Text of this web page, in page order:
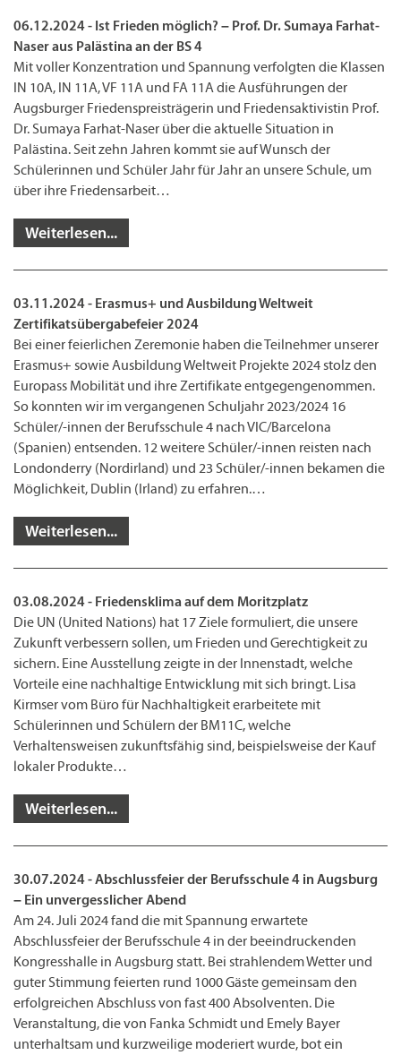
06.12.2024 - Ist Frieden möglich? – Prof. Dr. Sumaya Farhat-
Naser aus Palästina an der BS 4
Mit voller Konzentration und Spannung verfolgten die Klassen
IN 10A, IN 11A, VF 11A und FA 11A die Ausführungen der
Augsburger Friedenspreisträgerin und Friedensaktivistin Prof.
Dr. Sumaya Farhat-Naser über die aktuelle Situation in
Palästina. Seit zehn Jahren kommt sie auf Wunsch der
Schülerinnen und Schüler Jahr für Jahr an unsere Schule, um
über ihre Friedensarbeit…
Weiterlesen...
03.11.2024 - Erasmus+ und Ausbildung Weltweit
Zertifikatsübergabefeier 2024
Bei einer feierlichen Zeremonie haben die Teilnehmer unserer
Erasmus+ sowie Ausbildung Weltweit Projekte 2024 stolz den
Europass Mobilität und ihre Zertifikate entgegengenommen.
So konnten wir im vergangenen Schuljahr 2023/2024 16
Schüler/-innen der Berufsschule 4 nach VIC/Barcelona
(Spanien) entsenden. 12 weitere Schüler/-innen reisten nach
Londonderry (Nordirland) und 23 Schüler/-innen bekamen die
Möglichkeit, Dublin (Irland) zu erfahren.…
Weiterlesen...
03.08.2024 - Friedensklima auf dem Moritzplatz
Die UN (United Nations) hat 17 Ziele formuliert, die unsere
Zukunft verbessern sollen, um Frieden und Gerechtigkeit zu
sichern. Eine Ausstellung zeigte in der Innenstadt, welche
Vorteile eine nachhaltige Entwicklung mit sich bringt. Lisa
Kirmser vom Büro für Nachhaltigkeit erarbeitete mit
Schülerinnen und Schülern der BM11C, welche
Verhaltensweisen zukunftsfähig sind, beispielsweise der Kauf
lokaler Produkte…
Weiterlesen...
30.07.2024 - Abschlussfeier der Berufsschule 4 in Augsburg
– Ein unvergesslicher Abend
Am 24. Juli 2024 fand die mit Spannung erwartete
Abschlussfeier der Berufsschule 4 in der beeindruckenden
Kongresshalle in Augsburg statt. Bei strahlendem Wetter und
guter Stimmung feierten rund 1000 Gäste gemeinsam den
erfolgreichen Abschluss von fast 400 Absolventen. Die
Veranstaltung, die von Fanka Schmidt und Emely Bayer
unterhaltsam und kurzweilige moderiert wurde, bot ein